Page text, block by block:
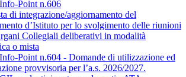
Point n.606
di integrazione/aggiornamento del
d’Istituto per lo svolgimento delle riunioni
Collegiali deliberativi in modalità
o mista
Point n.604 - Domande di utilizzazione ed
provvisoria per l’a.s. 2026/2027.